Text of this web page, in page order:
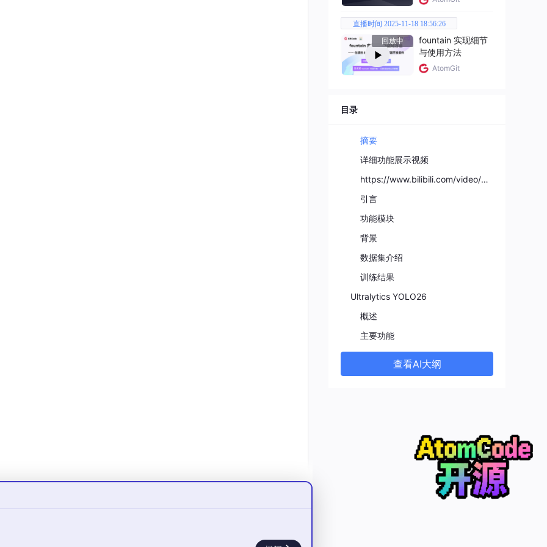
直播时间 2025-11-18 18:56:26
回放中
fountain 实现细节
与使用方法
AtomGit
目录
摘要
详细功能展示视频
https://www.bilibili.com/video/BV1xf9zB9EnY/
引言
功能模块
背景
数据集介绍
训练结果
Ultralytics YOLO26
概述
主要功能
查看AI大纲